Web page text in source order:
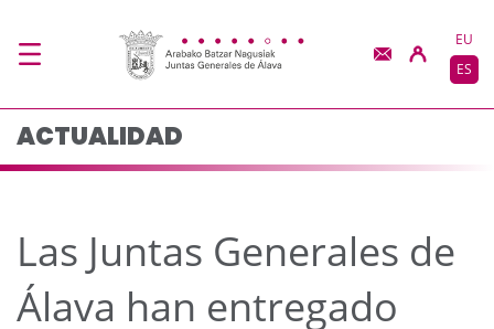
Las Juntas GeneralesEU
ES
ACTUALIDAD
Las Juntas Generales de
Álava han entregado